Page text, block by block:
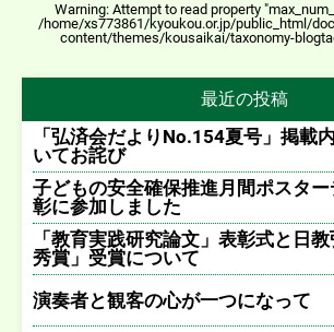
Warning: Attempt to read property
/home/xs773861/kyoukou.or.jp/public_html/
content/themes/kousaikai/taxonomy-
最近の投稿
「弘済会だよりNo.154夏号」掲載
いてお詫び
子どもの安全確保推進月間ポスタ
彰に参加しました
「教育実践研究論文」表彰式と日
秀賞」受賞について
演奏者と観客の心が一つになって